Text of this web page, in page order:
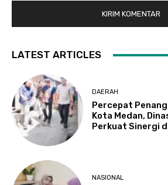
LATEST ARTICLES
DAERAH
Percepat
Kota Medan,
Perkuat Sinergi
NASIONAL